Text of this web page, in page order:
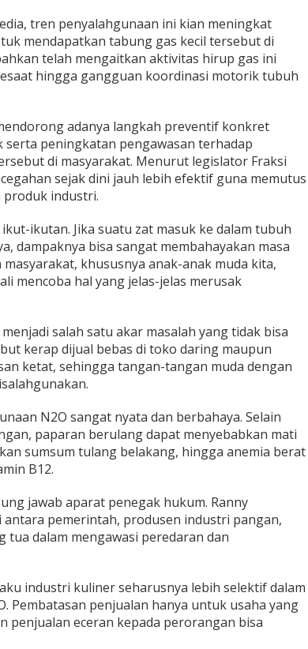
tren penyalahgunaan ini kian meningkat
mendapatkan tabung gas kecil tersebut di
telah mengaitkan aktivitas hirup gas ini
hingga gangguan koordinasi motorik tubuh
adanya langkah preventif konkret
peningkatan pengawasan terhadap
di masyarakat. Menurut legislator Fraksi
sejak dini jauh lebih efektif guna memutus
produk industri.
ikutan. Jika suatu zat masuk ke dalam tubuh
dampaknya bisa sangat membahayakan masa
khususnya anak-anak muda kita,
mencoba hal yang jelas-jelas merusak
salah satu akar masalah yang tidak bisa
kerap dijual bebas di toko daring maupun
ketat, sehingga tangan-tangan muda dengan
N2O sangat nyata dan berbahaya. Selain
paparan berulang dapat menyebabkan mati
sumsum tulang belakang, hingga anemia berat
B12.
jawab aparat penegak hukum. Ranny
pemerintah, produsen industri pangan,
dalam mengawasi peredaran dan
industri kuliner seharusnya lebih selektif dalam
Pembatasan penjualan hanya untuk usaha yang
penjualan eceran kepada perorangan bisa